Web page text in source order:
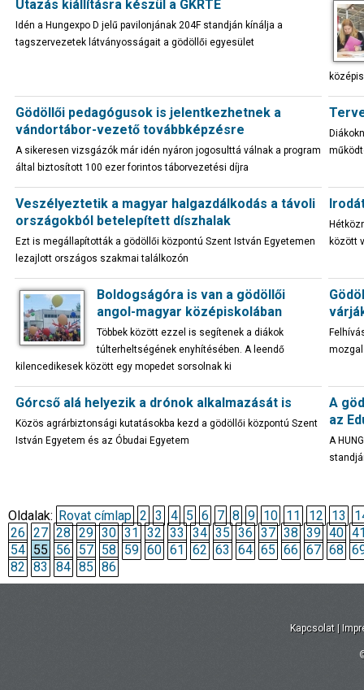
Utazás kiállításra készül a GKRTE
Idén a Hungexpo D jelű pavilonjának 204F standján kínálja a
tagszervezetek látványosságait a gödöllői egyesület
Gödöllői pedagógusok is jelentkezhetnek a
vándortábor-vezető továbbképzésre
A sikeresen vizsgázók már idén nyáron jogosulttá válnak a program
által biztosított 100 ezer forintos táborvezetési díjra
Veszélyeztetik a magyar halgazdálkodás a távoli
országokból betelepített díszhalak
Ezt is megállapították a gödöllői központú Szent István Egyetemen
lezajlott országos szakmai találkozón
között
Boldogságóra is van a gödöllői
angol-magyar középiskolában
Többek között ezzel is segítenek a diákok
túlterheltségének enyhítésében. A leendő
kilencedikesek között egy mopedet sorsolnak ki
Górcső alá helyezik a drónok alkalmazását is
Közös agrárbiztonsági kutatásokba kezd a gödöllői központú Szent
István Egyetem és az Óbudai Egyetem
A
az
A
Oldalak: Rovat címlap 2 3 4 5 6 7 8 9 10 11 12 13
26 27 28 29 30 31 32 33 34 35 36 37 38 39 40
54 55 56 57 58 59 60 61 62 63 64 65 66 67 68
82 83 84 85 86
Kapcsolat |